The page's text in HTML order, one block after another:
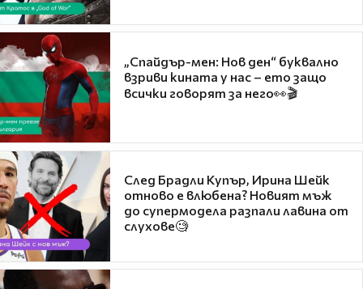
„Спайдър-мен: Нов ден“ буквално
взриви кината у нас – ето защо
всички говорят за него👀🎬
След Брадли Купър, Ирина Шейк
отново е влюбена? Новият мъж
до супермодела разпали лавина от
слухове🧐